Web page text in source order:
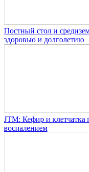
Постный стол и
здоровью и долголетию
JTM: Кефир и клетчатка
воспалением